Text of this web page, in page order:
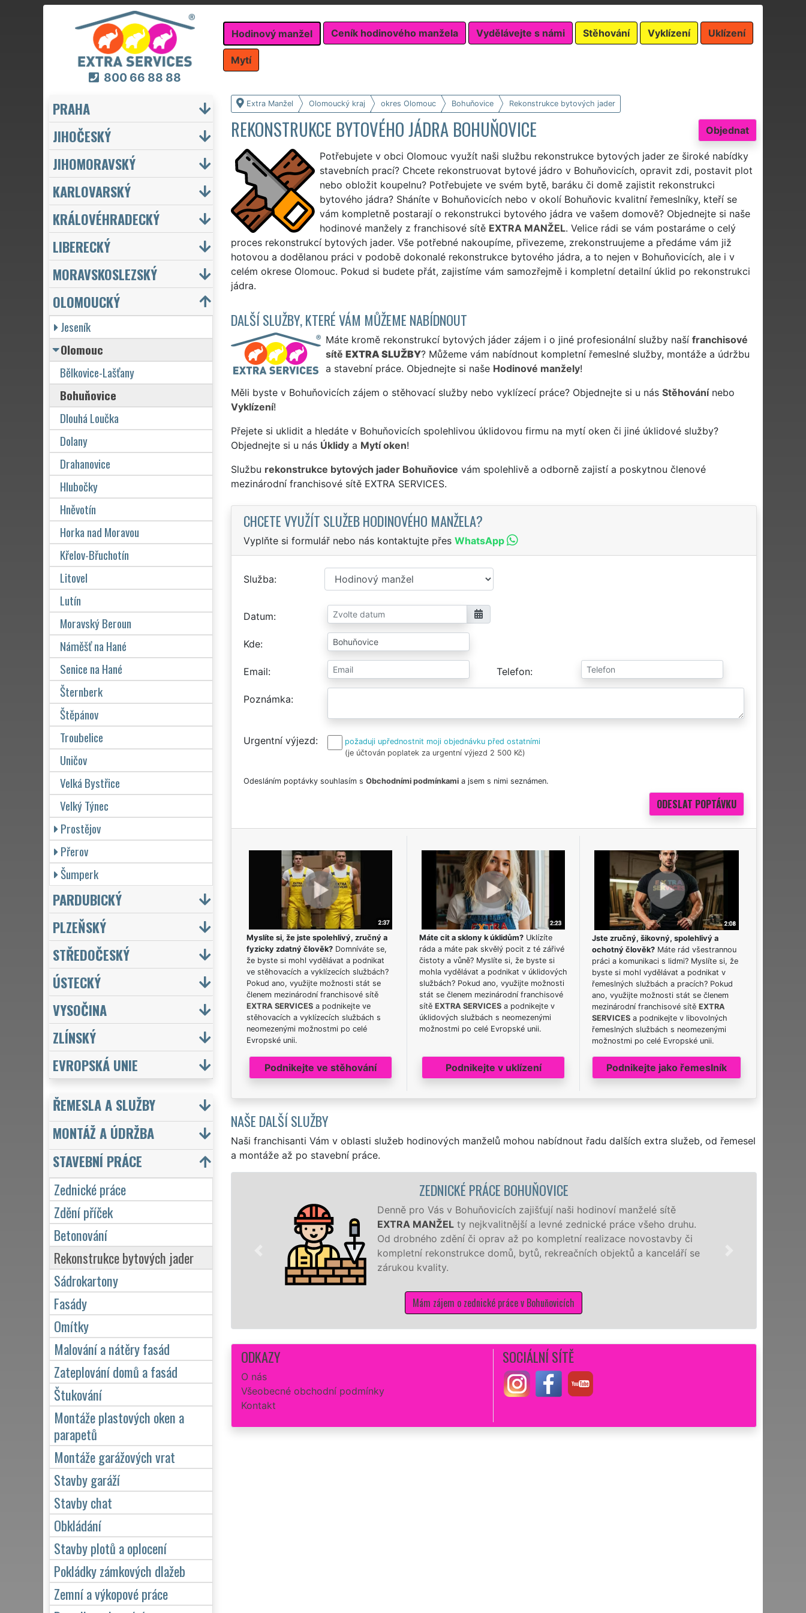
800 66 88 88
Hodinový manžel Ceník hodinového manžela Vydělávejte s námi Stěhování Vyklízení Uklízení
Mytí
Extra Manžel Olomoucký kraj okres Olomouc Bohuňovice Rekonstrukce bytových jader
Objednat
REKONSTRUKCE BYTOVÉHO JÁDRA BOHUŇOVICE
Potřebujete v obci Olomouc využít naši službu rekonstrukce bytových jader ze široké nabídky
stavebních prací? Chcete rekonstruovat bytové jádro v Bohuňovicích, opravit zdi, postavit plot
nebo obložit koupelnu? Potřebujete ve svém bytě, baráku či domě zajistit rekonstrukci
bytového jádra? Sháníte v Bohuňovicích nebo v okolí Bohuňovic kvalitní řemeslníky, kteří se
vám kompletně postarají o rekonstrukci bytového jádra ve vašem domově? Objednejte si naše
hodinové manžely z franchisové sítě EXTRA MANŽEL. Velice rádi se vám postaráme o celý
proces rekonstrukcí bytových jader. Vše potřebné nakoupíme, přivezeme, zrekonstruujeme a předáme vám již
hotovou a dodělanou práci v podobě dokonalé rekonstrukce bytového jádra, a to nejen v Bohuňovicích, ale i v
celém okrese Olomouc. Pokud si budete přát, zajistíme vám samozřejmě i kompletní detailní úklid po rekonstrukci
jádra.
DALŠÍ SLUŽBY, KTERÉ VÁM MŮŽEME NABÍDNOUT
Máte kromě rekonstrukcí bytových jáder zájem i o jiné profesionální služby naší franchisové
sítě EXTRA SLUŽBY? Můžeme vám nabídnout kompletní řemeslné služby, montáže a údržbu
a stavební práce. Objednejte si naše Hodinové manžely!
Měli byste v Bohuňovicích zájem o stěhovací služby nebo vyklízecí práce? Objednejte si u nás Stěhovánínebo
Vyklízení!
Přejete si uklidit a hledáte v Bohuňovicích spolehlivou úklidovou firmu na mytí oken či jiné úklidové služby?
Objednejte si u nás Úklidya Mytí oken!
Službu rekonstrukce bytových jader Bohuňovice vám spolehlivě a odborně zajistí a poskytnou členové
mezinárodní franchisové sítě EXTRA SERVICES.
CHCETE VYUŽÍT SLUŽEB HODINOVÉHO MANŽELA?
Vyplňte si formulář nebo nás kontaktujte přes WhatsApp
Služba
Datum
Kde
Email Telefon
Poznámka
Urgentní výjezd
požaduji upřednostnit moji objednávku před ostatními
(je účtován poplatek za urgentní výjezd 2 500 Kč)
Odesláním poptávky souhlasím s Obchodními podmínkamia jsem s nimi seznámen.
Myslíte si, že jste spolehlivý, zručný a
fyzicky zdatný člověk?Domníváte se,
že byste si mohl vydělávat a podnikat
ve stěhovacích a vyklízecích službách?
Pokud ano, využijte možnosti stát se
členem mezinárodní franchisové sítě
EXTRA SERVICESa podnikejte ve
stěhovacích a vyklízecích službách s
neomezenými možnostmi po celé
Evropské unii.
Podnikejte ve stěhování
Máte cit a sklony k úklidům?Uklízíte
ráda a máte pak skvělý pocit z té zářivé
čistoty a vůně? Myslíte si, že byste si
mohla vydělávat a podnikat v úklidových
službách? Pokud ano, využijte možnosti
stát se členem mezinárodní franchisové
sítě EXTRA SERVICESa podnikejte v
úklidových službách s neomezenými
možnostmi po celé Evropské unii.
Podnikejte v uklízení
Jste zručný, šikovný, spolehlivý a
ochotný člověk? Máte rád všestrannou
práci a komunikaci s lidmi? Myslíte si, že
byste si mohl vydělávat a podnikat v
řemeslných službách a pracích? Pokud
ano, využijte možnosti stát se členem
mezinárodní franchisové sítěEXTRA
SERVICES a podnikejte v libovolných
řemeslných službách s neomezenými
možnostmi po celé Evropské unii.
Podnikejte jako řemeslník
NAŠE DALŠÍ SLUŽBY
Naši franchisanti Vám v oblasti služeb hodinových manželů mohou nabídnout řadu dalších extra služeb, od řemesel
a montáže až po stavební práce.
ZEDNICKÉ PRÁCE BOHUŇOVICE
Denně pro Vás v Bohuňovicích zajišťují naši hodinoví manželé sítě
EXTRA MANŽELty nejkvalitnější a levné zednické práce všeho druhu.
Od drobného zdění či oprav až po kompletní realizace novostavby či
kompletní rekonstrukce domů, bytů, rekreačních objektů a kanceláří se
zárukou kvality.
Mám zájem o zednické práce v Bohuňovicích
ODKAZY
O nás
Všeobecné obchodní podmínky
Kontakt
SOCIÁLNÍ SÍTĚ
PRAHA
JIHOČESKÝ
JIHOMORAVSKÝ
KARLOVARSKÝ
KRÁLOVÉHRADECKÝ
LIBERECKÝ
MORAVSKOSLEZSKÝ
OLOMOUCKÝ
Jeseník
Olomouc
Bělkovice-Lašťany
Bohuňovice
Dlouhá Loučka
Dolany
Drahanovice
Hlubočky
Hněvotín
Horka nad Moravou
Křelov-Břuchotín
Litovel
Lutín
Moravský Beroun
Náměšť na Hané
Senice na Hané
Šternberk
Štěpánov
Troubelice
Uničov
Velká Bystřice
Velký Týnec
Prostějov
Přerov
Šumperk
PARDUBICKÝ
PLZEŇSKÝ
STŘEDOČESKÝ
ÚSTECKÝ
VYSOČINA
ZLÍNSKÝ
EVROPSKÁ UNIE
ŘEMESLA A SLUŽBY
MONTÁŽ A ÚDRŽBA
STAVEBNÍ PRÁCE
Zednické práce
Zdění příček
Betonování
Rekonstrukce bytových jader
Sádrokartony
Fasády
Omítky
Malování a nátěry fasád
Zateplování domů a fasád
Štukování
Montáže plastových oken a
parapetů
Montáže garážových vrat
Stavby garáží
Stavby chat
Obkládání
Stavby plotů a oplocení
Pokládky zámkových dlažeb
Zemní a výkopové práce